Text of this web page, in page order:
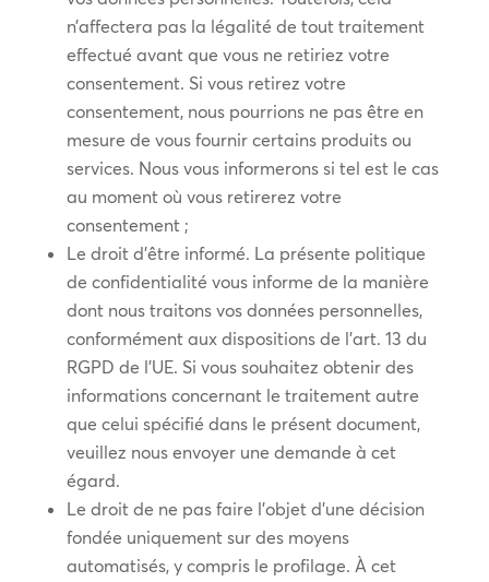
n’affectera pas la légalité de tout traitement
effectué avant que vous ne retiriez votre
consentement. Si vous retirez votre
consentement, nous pourrions ne pas être en
mesure de vous fournir certains produits ou
services. Nous vous informerons si tel est le cas
au moment où vous retirerez votre
consentement ;
Le droit d’être informé. La présente politique
de confidentialité vous informe de la manière
dont nous traitons vos données personnelles,
conformément aux dispositions de l’art. 13 du
RGPD de l’UE. Si vous souhaitez obtenir des
informations concernant le traitement autre
que celui spécifié dans le présent document,
veuillez nous envoyer une demande à cet
égard.
Le droit de ne pas faire l’objet d’une décision
fondée uniquement sur des moyens
automatisés, y compris le profilage. À cet